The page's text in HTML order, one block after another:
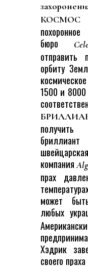
КОСМОС
похоронное
бюро
отправить
орбиту
1500 и 8000
получить
швейцарская
компания
прах
может
любых
Хэдрик
своего